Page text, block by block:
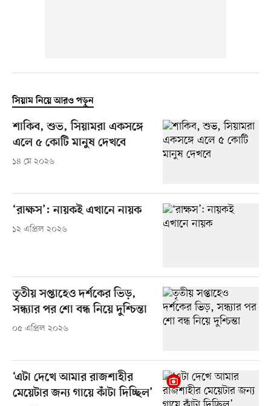
সিয়াম নিয়ে আরও পড়ুন
শাকিব, শুভ, সিয়ামরা একসঙ্গে
এলে ৫ কোটি মানুষ দেখবে
১৪ মে ২০২৬
‘রাক্ষস’: নায়কই এখানে নায়ক
১২ এপ্রিল ২০২৬
তৃতীয় সপ্তাহেও দর্শকের ভিড়,
সন্ধ্যার পর শো বন্ধ নিয়ে দুশ্চিন্তা
০৫ এপ্রিল ২০২৬
‘এটা দেখে আমার রাজশাহীর
মেয়েটার জন্য গায়ে কাঁটা দিচ্ছিল’